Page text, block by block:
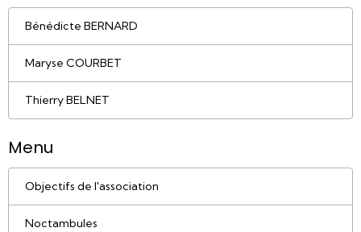
Bénédicte BERNARD
Maryse COURBET
Thierry BELNET
Menu
Objectifs de l'association
Noctambules